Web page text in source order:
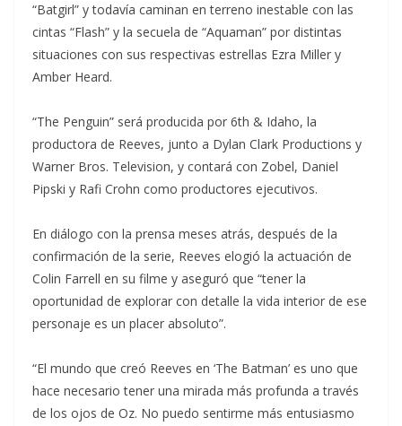
“Batgirl” y todavía caminan en terreno inestable con las
cintas “Flash” y la secuela de “Aquaman” por distintas
situaciones con sus respectivas estrellas Ezra Miller y
Amber Heard.
“The Penguin” será producida por 6th & Idaho, la
productora de Reeves, junto a Dylan Clark Productions y
Warner Bros. Television, y contará con Zobel, Daniel
Pipski y Rafi Crohn como productores ejecutivos.
En diálogo con la prensa meses atrás, después de la
confirmación de la serie, Reeves elogió la actuación de
Colin Farrell en su filme y aseguró que “tener la
oportunidad de explorar con detalle la vida interior de ese
personaje es un placer absoluto”.
“El mundo que creó Reeves en ‘The Batman’ es uno que
hace necesario tener una mirada más profunda a través
de los ojos de Oz. No puedo sentirme más entusiasmo